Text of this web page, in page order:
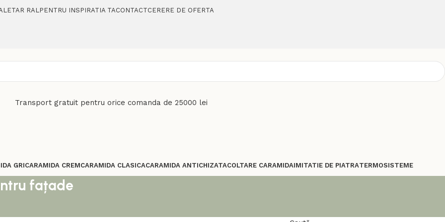
RALPENTRU INSPIRATIA TACONTACTCERERE DE OFERTA
Transport gratuit pentru orice comanda de 25000 lei
GRICARAMIDA CREMCARAMIDA CLASICACARAMIDA ANTICHIZATACOLTARE CARAMIDAIMITATIE DE PIATRATERMOSISTEME
fațade